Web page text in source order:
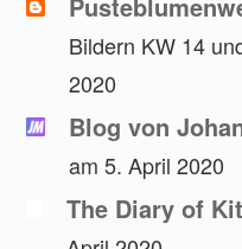
Bildern KW 14
2020
Blog von
am 5. April 2020
The Diary of